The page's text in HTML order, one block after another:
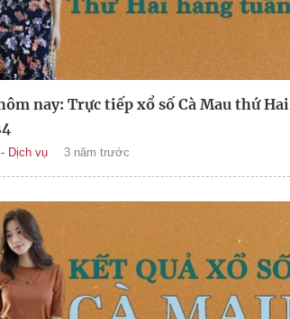
nay: Trực tiếp xổ số Cà Mau thứ Hai
Dịch vụ 3 năm trước